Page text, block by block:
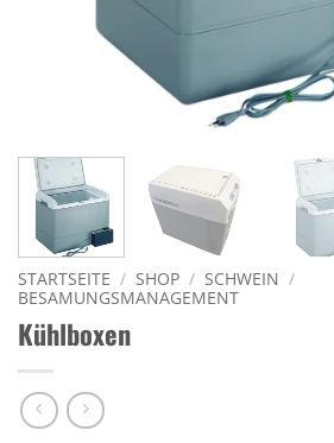
STARTSEITE / SHOP / SCHWEIN /
BESAMUNGSMANAGEMENT
Kühlboxen